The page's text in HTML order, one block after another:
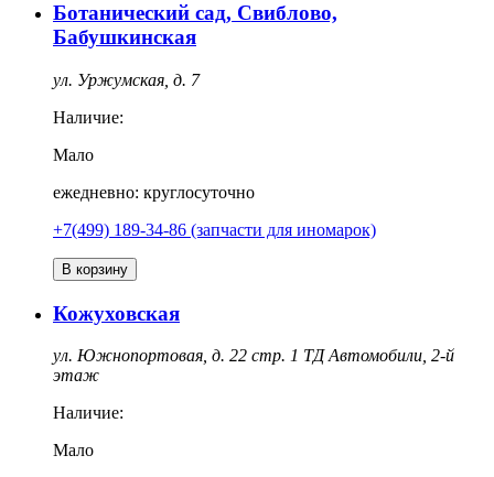
Ботанический сад, Свиблово,
Бабушкинская
ул. Уржумская, д. 7
Наличие:
Мало
ежедневно: круглосуточно
+7(499) 189-34-86 (запчасти для иномарок)
В корзину
Кожуховская
ул. Южнопортовая, д. 22 стр. 1 ТД Автомобили, 2-й
этаж
Наличие:
Мало